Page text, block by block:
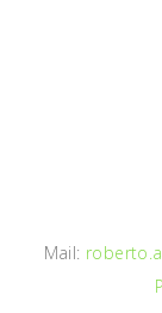
Mail: